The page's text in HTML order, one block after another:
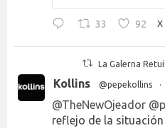
33 92 X
La Galerna
Kollins @pepekollins ·
@TheNewOjeador
reflejo de la situación